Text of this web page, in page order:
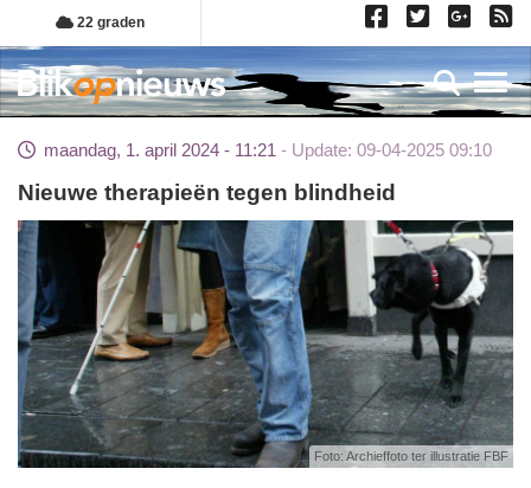
Overslaan
en
naar
de
gaan
22 graden
maandag, 1. april 2024 - 11:21 Update: 09-04-2025 09:10
Nieuwe therapieën tegen blindheid
Foto: Archieffoto ter illustratie FBF